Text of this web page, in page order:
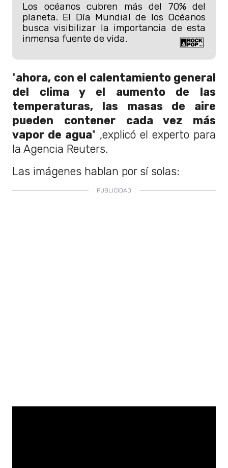
Los océanos cubren más del 70% del
planeta. El Día Mundial de los Océanos
busca visibilizar la importancia de esta
inmensa fuente de vida.
"ahora, con el calentamiento general
del clima y el aumento de las
temperaturas, las masas de aire
pueden contener cada vez más
vapor de agua" ,explicó el experto para
la Agencia Reuters.
Las imágenes hablan por sí solas: